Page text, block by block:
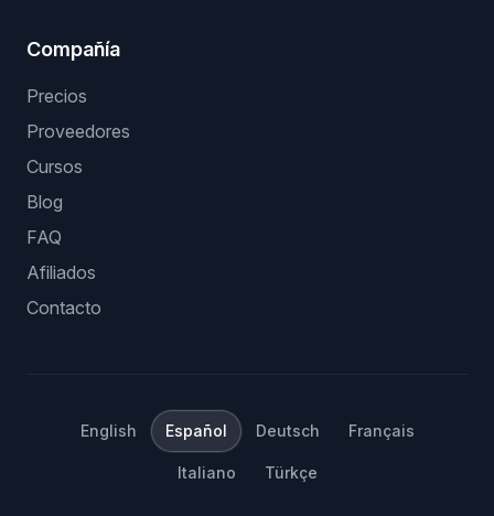
Compañía
Precios
Proveedores
Cursos
Blog
FAQ
Afiliados
Contacto
English Español Deutsch Français
Italiano Türkçe